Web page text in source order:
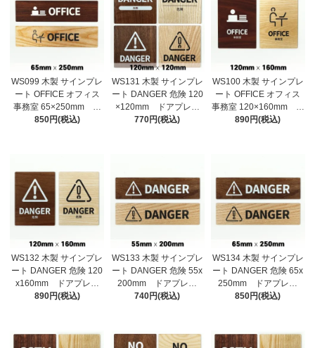
WS099 木製 サインプレ
ート OFFICE オフィス
事務室 65×250mm ド
アプレート ドアサイ
850円(税込)
WS131 木製 サインプレ
ート DANGER 危険 120
×120mm ドアプレー
ト ドアサイン ウッ
770円(税込)
WS100 木製 サインプレ
ート OFFICE オフィス
事務室 120×160mm ド
アプレート ドアサイ
890円(税込)
WS132 木製 サインプレ
ート DANGER 危険 120
x160mm ドアプレー
ト ドアサイン ウッ
札 おしゃれ
890円(税込)
WS133 木製 サインプレ
ート DANGER 危険 55x
200mm ドアプレー
ト ドアサイン ウッ
札 おしゃれ
740円(税込)
WS134 木製 サインプレ
ート DANGER 危険 65x
250mm ドアプレー
ト ドアサイン ウッ
札 おしゃれ
850円(税込)